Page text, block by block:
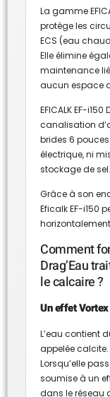
La gamme
protège les
ECS (eau
Elle élimine
maintenance
aucun espace
EFICALK EF-
canalisation
brides 6
électrique, ni
stockage de sel.
Grâce à son
Eficalk EF-i150
Comment
Drag’Eau
le calcaire ?
Un effet
L’eau contient
appelée calcite.
Lorsqu’elle
soumise à un
dans le réseau